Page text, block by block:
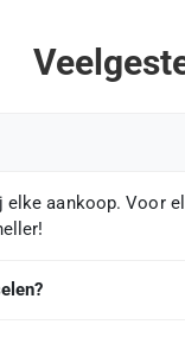
aankoop. Voor